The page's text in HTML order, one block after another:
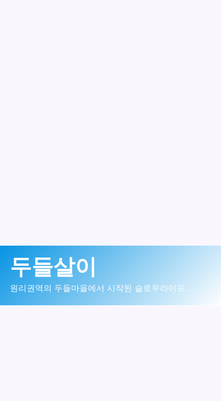
로
두들살이
원리권역의 두들마을에서 시작된 슬로우라이프.